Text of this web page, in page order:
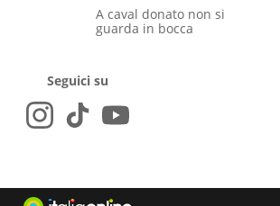
A caval donato non si
guarda in bocca
Seguici su